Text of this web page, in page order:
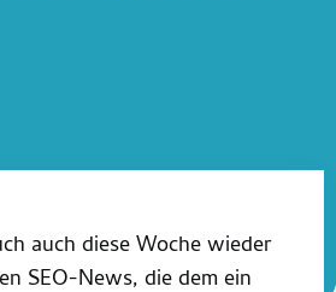
auch diese Woche wieder
SEO-News, die dem ein